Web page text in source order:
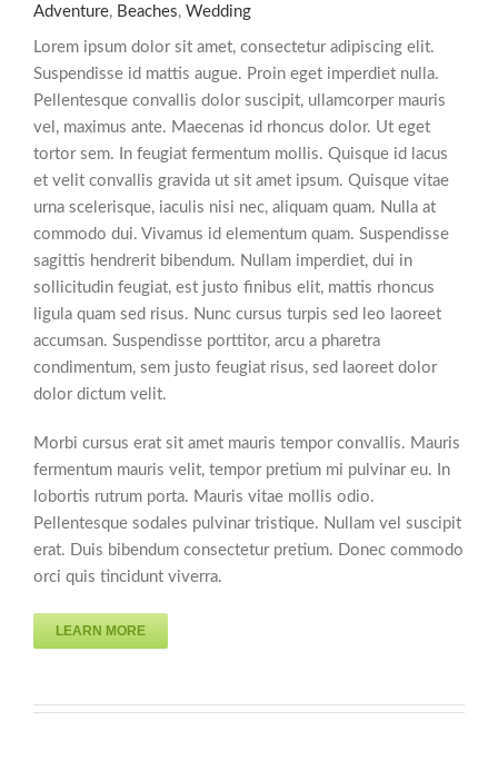
Adventure, Beaches, Wedding
Lorem ipsum dolor sit amet, consectetur adipiscing elit.
Suspendisse id mattis augue. Proin eget imperdiet nulla.
Pellentesque convallis dolor suscipit, ullamcorper mauris
vel, maximus ante. Maecenas id rhoncus dolor. Ut eget
tortor sem. In feugiat fermentum mollis. Quisque id lacus
et velit convallis gravida ut sit amet ipsum. Quisque vitae
urna scelerisque, iaculis nisi nec, aliquam quam. Nulla at
commodo dui. Vivamus id elementum quam. Suspendisse
sagittis hendrerit bibendum. Nullam imperdiet, dui in
sollicitudin feugiat, est justo finibus elit, mattis rhoncus
ligula quam sed risus. Nunc cursus turpis sed leo laoreet
accumsan. Suspendisse porttitor, arcu a pharetra
condimentum, sem justo feugiat risus, sed laoreet dolor
dolor dictum velit.
Morbi cursus erat sit amet mauris tempor convallis. Mauris
fermentum mauris velit, tempor pretium mi pulvinar eu. In
lobortis rutrum porta. Mauris vitae mollis odio.
Pellentesque sodales pulvinar tristique. Nullam vel suscipit
erat. Duis bibendum consectetur pretium. Donec commodo
orci quis tincidunt viverra.
LEARN MORE